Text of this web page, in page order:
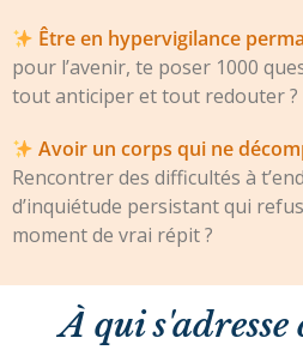
Être en hypervigilance
pour l’avenir, te poser 1000
tout anticiper et tout redouter ?
Avoir un corps qui ne
Rencontrer des difficultés à
d’inquiétude persistant qui
moment de vrai répit ?
À qui